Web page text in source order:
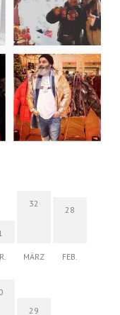
32
MÄRZ
28
FEB.
29